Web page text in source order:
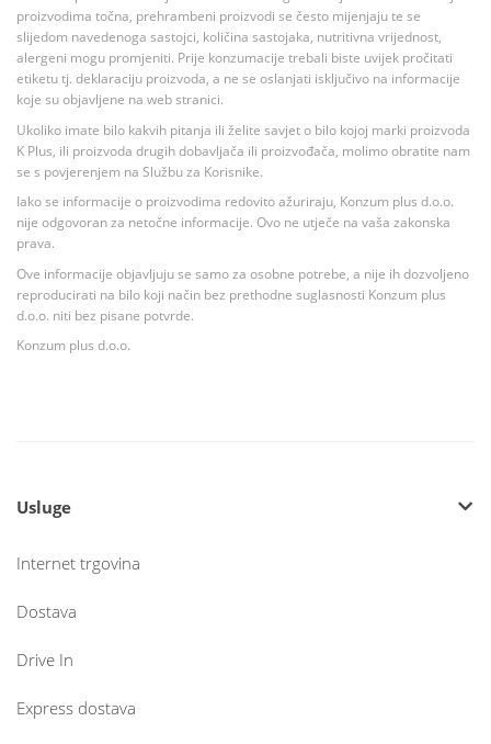
proizvodima točna, prehrambeni proizvodi se često mijenjaju te se
slijedom navedenoga sastojci, količina sastojaka, nutritivna vrijednost,
alergeni mogu promjeniti. Prije konzumacije trebali biste uvijek pročitati
etiketu tj. deklaraciju proizvoda, a ne se oslanjati isključivo na informacije
koje su objavljene na web stranici.
Ukoliko imate bilo kakvih pitanja ili želite savjet o bilo kojoj marki proizvoda
K Plus, ili proizvoda drugih dobavljača ili proizvođača, molimo obratite nam
se s povjerenjem na Službu za Korisnike.
Iako se informacije o proizvodima redovito ažuriraju, Konzum plus d.o.o.
nije odgovoran za netočne informacije. Ovo ne utječe na vaša zakonska
prava.
Ove informacije objavljuju se samo za osobne potrebe, a nije ih dozvoljeno
reproducirati na bilo koji način bez prethodne suglasnosti Konzum plus
d.o.o. niti bez pisane potvrde.
Konzum plus d.o.o.
Usluge
Internet trgovina
Dostava
Drive In
Express dostava